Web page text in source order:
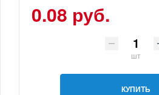
0.08 руб.
шт
КУПИТЬ